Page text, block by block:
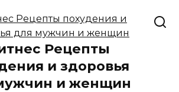
Рецепты
и здоровья
и женщин